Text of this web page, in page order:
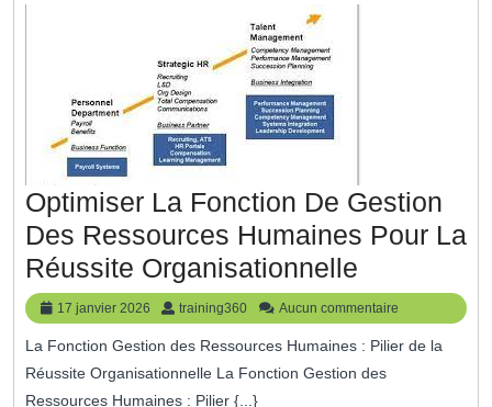
Ressources
Humaines
Optimiser La Fonction De Gestion
Des Ressources Humaines Pour La
Réussite Organisationnelle
La
Fonction
De
17 janvier 2026
17
janvier
2026
training360 training360
Aucun commentaire
La Fonction Gestion des Ressources Humaines : Pilier de la
Réussite Organisationnelle La Fonction Gestion des
Ressources Humaines : Pilier {...}